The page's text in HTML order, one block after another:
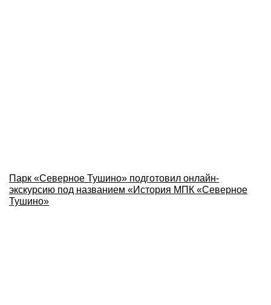
Парк «Северное Тушино» подготовил онлайн-
экскурсию под названием «История МПК «Северное
Тушино»